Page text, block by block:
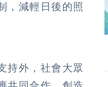
，減輕日後的照
持外，社會大眾